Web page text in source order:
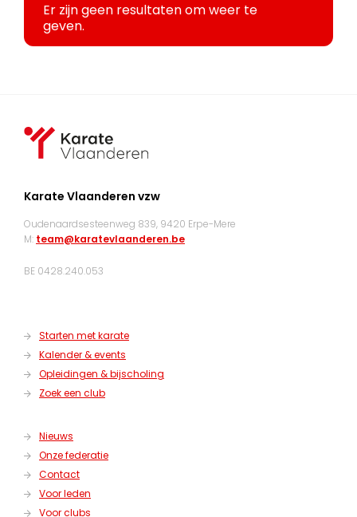
Er zijn geen resultaten om weer te
geven.
Karate Vlaanderen vzw
Oudenaardsesteenweg 839, 9420 Erpe-Mere
M: team@karatevlaanderen.be
BE 0428.240.053
Starten met karate
Kalender & events
Opleidingen & bijscholing
Zoek een club
Nieuws
Onze federatie
Contact
Voor leden
Voor clubs